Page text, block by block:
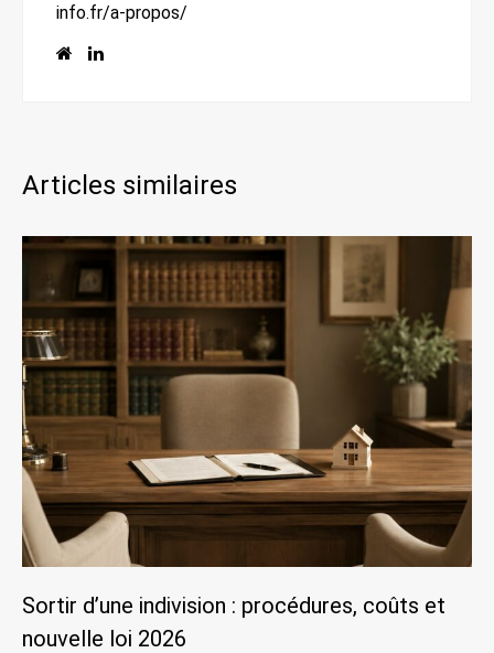
info.fr/a-propos/
Articles similaires
Sortir d’une indivision : procédures, coûts et
nouvelle loi 2026